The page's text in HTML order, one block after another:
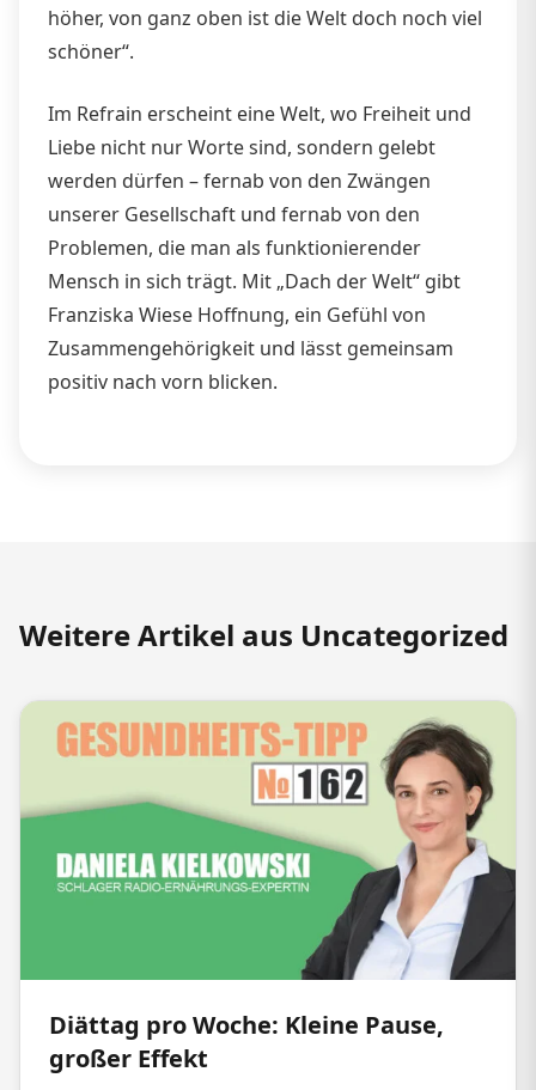
höher, von ganz oben ist die Welt doch noch viel
schöner“.
Im Refrain erscheint eine Welt, wo Freiheit und
Liebe nicht nur Worte sind, sondern gelebt
werden dürfen – fernab von den Zwängen
unserer Gesellschaft und fernab von den
Problemen, die man als funktionierender
Mensch in sich trägt. Mit „Dach der Welt“ gibt
Franziska Wiese Hoffnung, ein Gefühl von
Zusammengehörigkeit und lässt gemeinsam
positiv nach vorn blicken.
Weitere Artikel aus Uncategorized
Diättag pro Woche: Kleine Pause,
großer Effekt